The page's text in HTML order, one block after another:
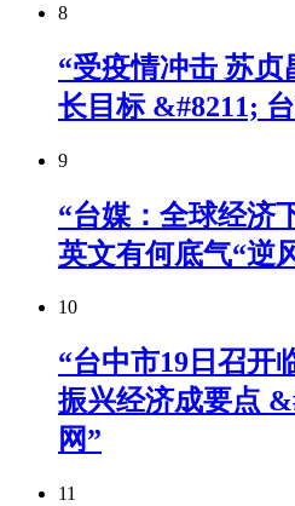
8
“受疫情冲击 苏
长目标 &#8211;
9
“台媒：全球经济
英文有何底气“逆
10
“台中市19日召开
振兴经济成要点
网”
11